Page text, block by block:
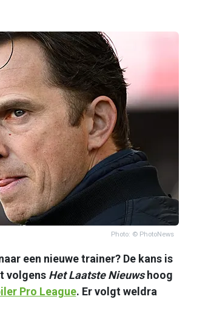
Photo: © PhotoNews
een nieuwe trainer? De kans is
volgens Het Laatste Nieuwshoog
Pro League. Er volgt weldra